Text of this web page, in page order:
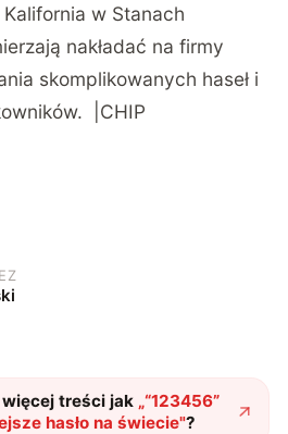
w Stanach
nakładać na firmy
skomplikowanych haseł i
|CHIP
treści jak „“123456”
hasło na świecie"?